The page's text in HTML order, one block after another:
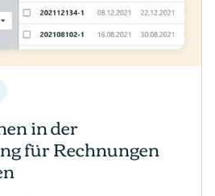
in der
für Rechnungen